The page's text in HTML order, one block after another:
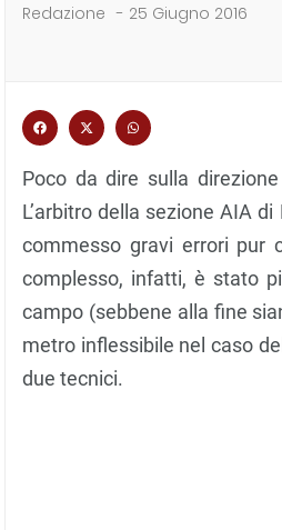
Redazione - 25 Giugno 2016
Poco da dire sulla
L’arbitro della sezione AIA
commesso gravi errori pur
complesso, infatti, è stato
campo (sebbene alla fine
metro inflessibile nel caso
due tecnici.